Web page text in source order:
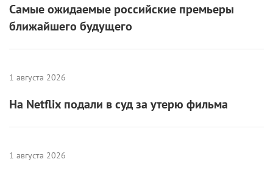
Самые ожидаемые российские премьеры
ближайшего будущего
1 августа 2026
На Netflix подали в суд за утерю фильма
1 августа 2026